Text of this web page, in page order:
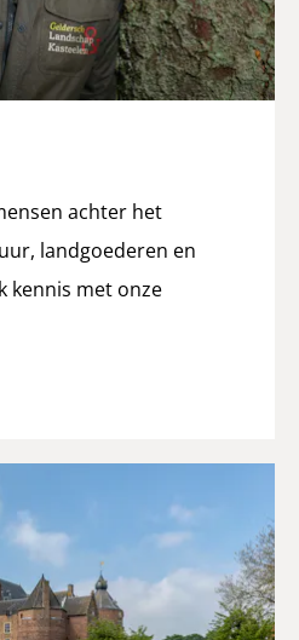
achter het
landgoederen en
kennis met onze